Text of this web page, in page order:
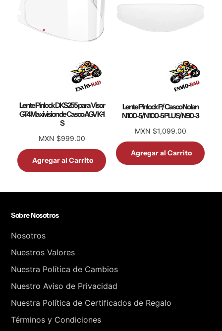
Lente Pinlock DKS255 para Visor
GT4 Maxivision de Casco AGV K-1
S
MXN $999.00
Agregar al Carrito
Lente Pinlock P/ Casco Nolan
N100-5/N100-5 PLUS/N90-3
MXN $1,099.00
Agregar al Carrito
Sobre Nosotros
Nosotros
Nuestros Valores
Nuestra Política de Cambios
Nuestro Aviso de Privacidad
Nuestra Política de Certificados de Regalo
Términos y Condiciones